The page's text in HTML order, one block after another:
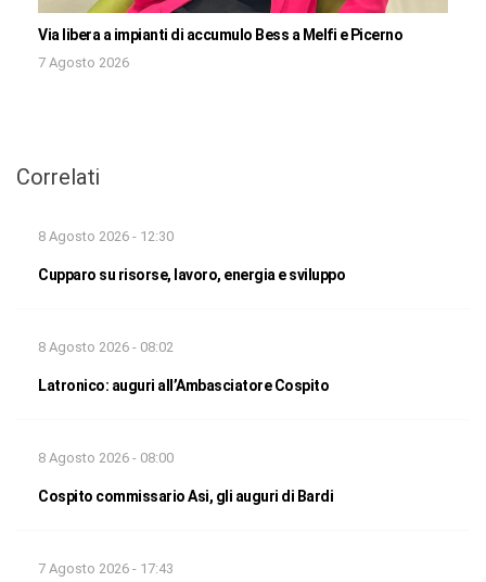
Via libera a impianti di accumulo Bess a Melfi e Picerno
7 Agosto 2026
Correlati
8 Agosto 2026 - 12:30
Cupparo su risorse, lavoro, energia e sviluppo
8 Agosto 2026 - 08:02
Latronico: auguri all’Ambasciatore Cospito
8 Agosto 2026 - 08:00
Cospito commissario Asi, gli auguri di Bardi
7 Agosto 2026 - 17:43